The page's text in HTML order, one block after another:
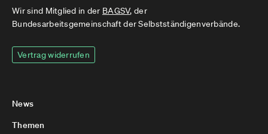
Monatsende...
Wir sind Mitglied in der BAGSV, der
Bundesarbeitsgemeinschaft der Selbstständigenverbände.
Vertrag widerrufen
News
Themen